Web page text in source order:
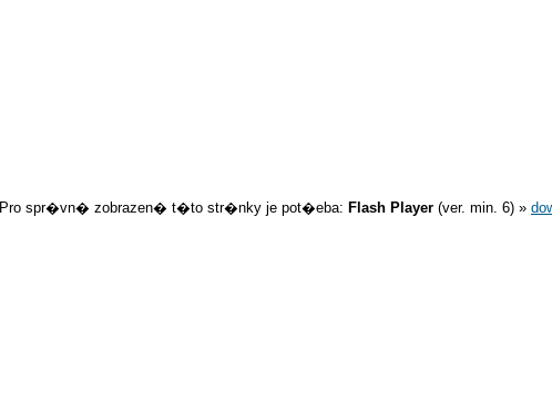
Pro spr�vn� zobrazen� t�to str�nky je pot�eba: Flash Player (ver. min. 6) »